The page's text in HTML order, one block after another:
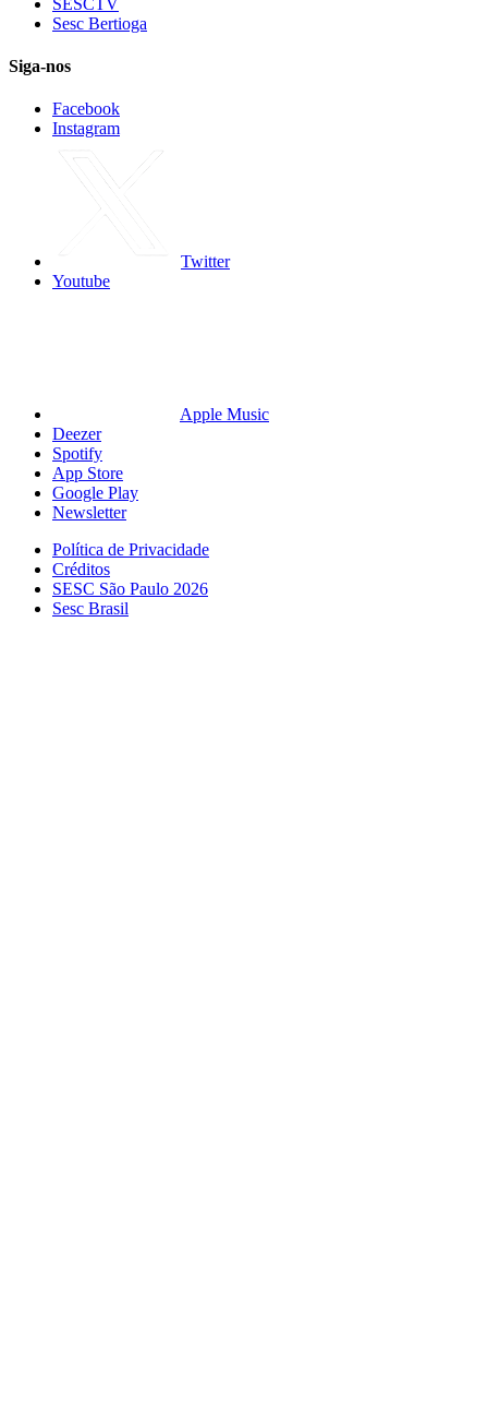
Sesc Bertioga
Siga-nos
Facebook
Instagram
Twitter
Youtube
Apple Music
Deezer
Spotify
App Store
Google Play
Newsletter
Política de Privacidade
Créditos
SESC São Paulo 2026
Sesc Brasil